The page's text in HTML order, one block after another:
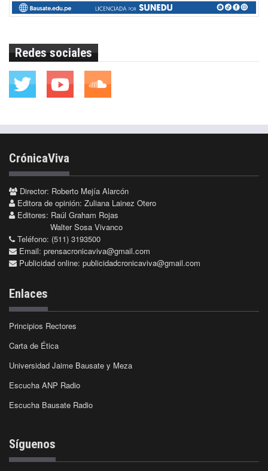
Redes sociales
CrónicaViva
Director: Roberto Mejía Alarcón
Editora de opinión: Zuliana Lainez Otero
Editores: Raúl Graham Rojas
Walter Sosa Vivanco
Teléfono: (511) 3193500
Email: prensacronicaviva@gmail.com
Publicidad online: publicidadcronicaviva@gmail.com
Enlaces
Principios Rectores
Carta de Ética
Universidad Jaime Bausate y Meza
Escucha ANP Radio
Escucha Bausate Radio
Síguenos